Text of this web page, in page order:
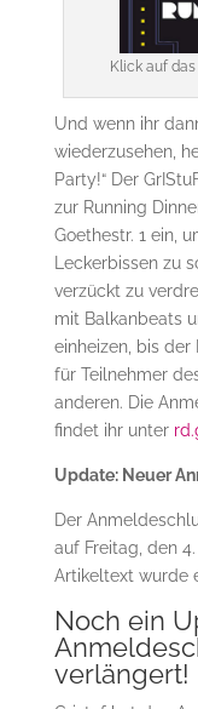
Klick auf
Und wenn ihr
wiederzusehen,
Party!“ Der
zur Running
Goethestr. 1 ein,
Leckerbissen zu
verzückt zu
mit Balkanbeats
einheizen, bis
für Teilnehmer
anderen. Die
findet ihr unter
Update: Neuer
Der
auf Freitag, den
Artikeltext wurde
Noch ein
verlängert!